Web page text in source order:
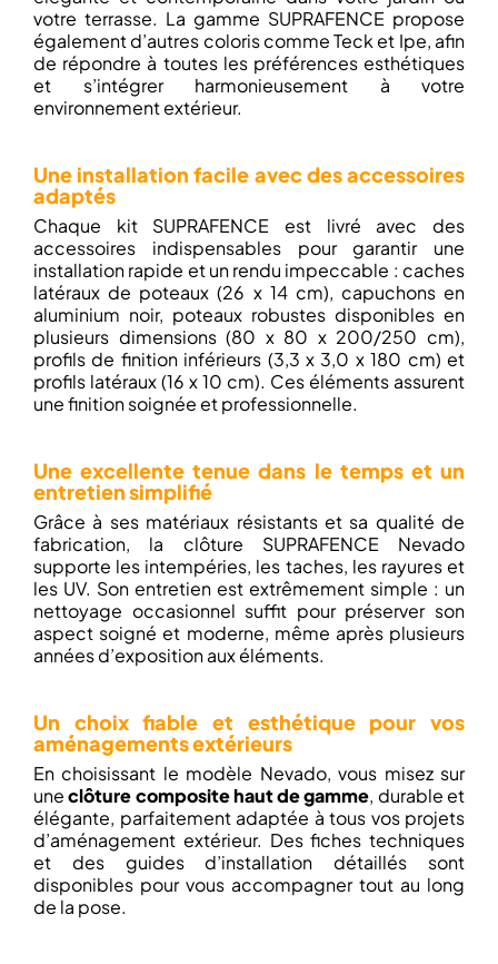
votre terrasse. La gamme SUPRAFENCE propose
également d’autres coloris comme Teck et Ipe, afin
de répondre à toutes les préférences esthétiques
et s’intégrer harmonieusement à votre
environnement extérieur.
Une installation facile avec des accessoires
adaptés
Chaque kit SUPRAFENCE est livré avec des
accessoires indispensables pour garantir une
installation rapide et un rendu impeccable : caches
latéraux de poteaux (26 x 14 cm), capuchons en
aluminium noir, poteaux robustes disponibles en
plusieurs dimensions (80 x 80 x 200/250 cm),
profils de finition inférieurs (3,3 x 3,0 x 180 cm) et
profils latéraux (16 x 10 cm). Ces éléments assurent
une finition soignée et professionnelle.
Une excellente tenue dans le temps et un
entretien simplifié
Grâce à ses matériaux résistants et sa qualité de
fabrication, la clôture SUPRAFENCE Nevado
supporte les intempéries, les taches, les rayures et
les UV. Son entretien est extrêmement simple : un
nettoyage occasionnel suffit pour préserver son
aspect soigné et moderne, même après plusieurs
années d’exposition aux éléments.
Un choix fiable et esthétique pour vos
aménagements extérieurs
En choisissant le modèle Nevado, vous misez sur
uneclôture composite haut de gamme, durable et
élégante, parfaitement adaptée à tous vos projets
d’aménagement extérieur. Des fiches techniques
et des guides d’installation détaillés sont
disponibles pour vous accompagner tout au long
de la pose.